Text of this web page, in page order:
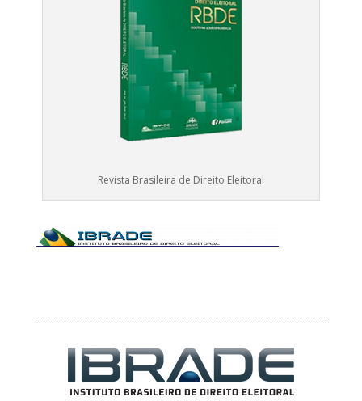
Revista Brasileira de Direito Eleitoral